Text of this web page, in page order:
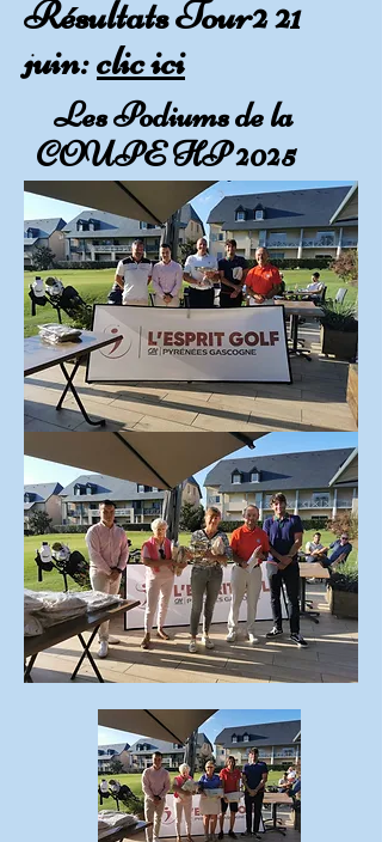
Résultats Tour2 21
juin:clic ici
Les Podiums de la
COUPE HP 2025